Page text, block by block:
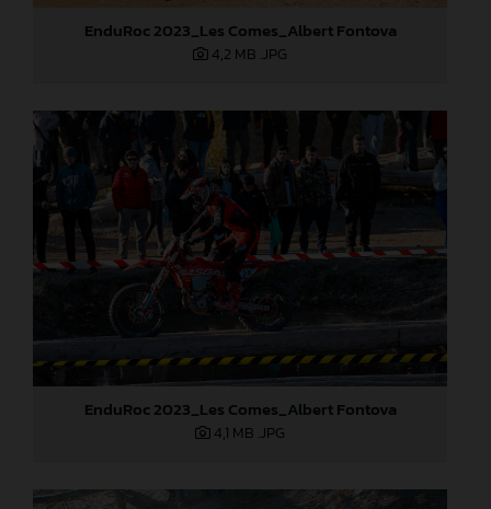
EnduRoc 2023_Les Comes_Albert Fontova
4,2 MB .JPG
EnduRoc 2023_Les Comes_Albert Fontova
4,1 MB .JPG